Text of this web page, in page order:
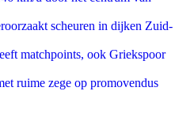
scheuren in dijken Zuid-
matchpoints, ook Griekspoor
ruime zege op promovendus